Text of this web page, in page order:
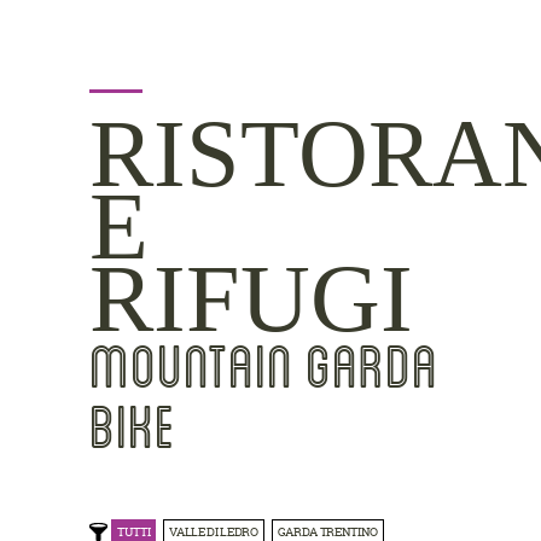
E
RIFUGI
MOUNTAIN GARDA
BIKE
TUTTI VALLE DI LEDRO GARDA TRENTINO